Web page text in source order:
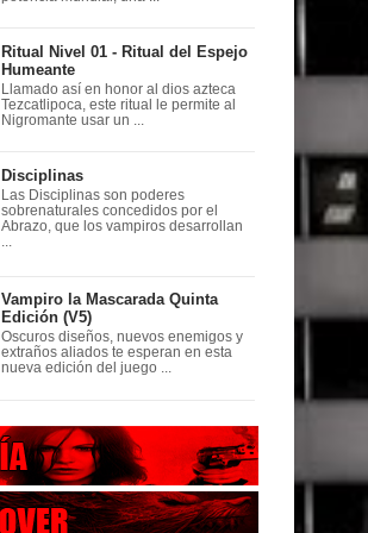
Ritual Nivel 01 - Ritual del Espejo
Humeante
Llamado así en honor al dios azteca
Tezcatlipoca, este ritual le permite al
Nigromante usar un ...
Disciplinas
Las Disciplinas son poderes
sobrenaturales concedidos por el
Abrazo, que los vampiros desarrollan
Vampiro la Mascarada Quinta
Edición (V5)
Oscuros diseños, nuevos enemigos y
extraños aliados te esperan en esta
nueva edición del juego ...